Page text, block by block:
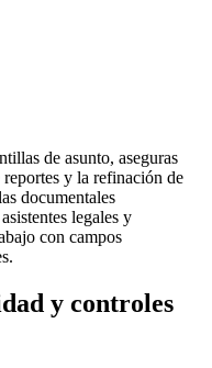
de asunto, aseguras
y la refinación de
documentales
legales y
con campos
y controles